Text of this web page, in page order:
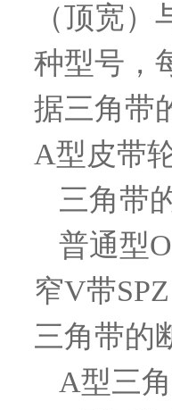
（顶宽
种型号，
据三角带
A型皮带
三角带
普通型
窄V带
三角带的
A型三